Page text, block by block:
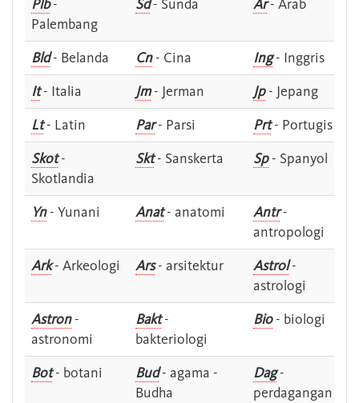
Plb-
Palembang
Sd- Sunda Ar- Arab
Bld- Belanda Cn- Cina Ing- Inggris
It- Italia Jm- Jerman Jp- Jepang
Lt- Latin Par- Parsi Prt- Portugis
Skot-
Skotlandia
Skt- Sanskerta Sp- Spanyol
Yn- Yunani Anat- anatomi Antr-
antropologi
Ark- Arkeologi Ars- arsitektur Astrol-
astrologi
Astron-
astronomi
Bakt-
bakteriologi
Bio- biologi
Bot- botani Bud- agama -
Budha
Dag-
perdagangan